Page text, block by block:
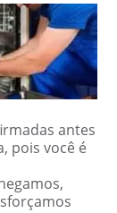
antes
pois você é